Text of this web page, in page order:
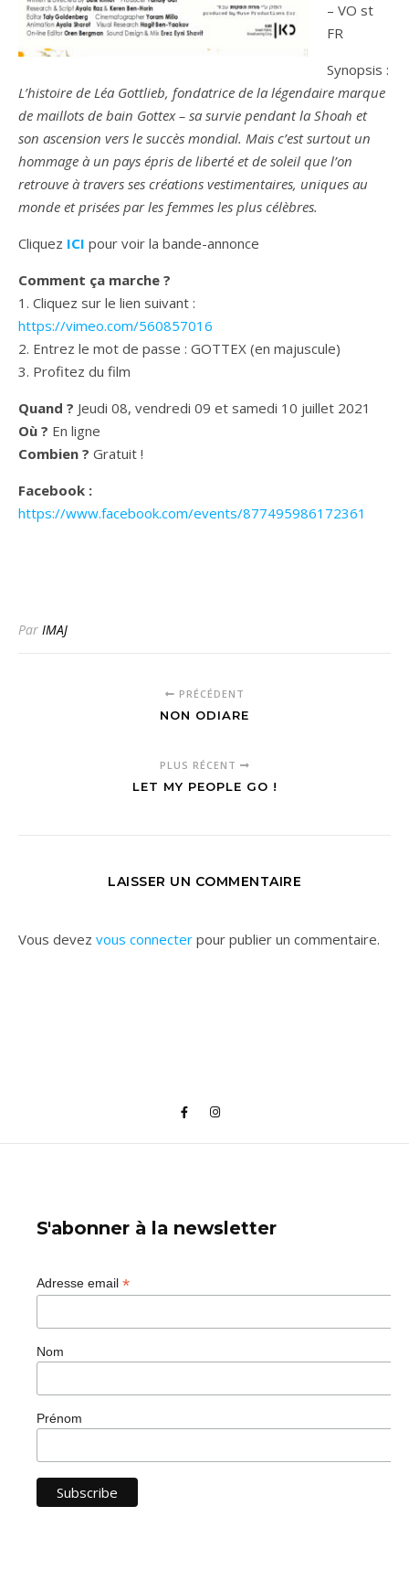
– VO st
FR
Synopsis :
L’histoire de Léa Gottlieb, fondatrice de la légendaire marque
de maillots de bain Gottex – sa survie pendant la Shoah et
son ascension vers le succès mondial. Mais c’est surtout un
hommage à un pays épris de liberté et de soleil que l’on
retrouve à travers ses créations vestimentaires, uniques au
monde et prisées par les femmes les plus célèbres.
Cliquez ICI pour voir la bande-annonce
Comment ça marche ?
1. Cliquez sur le lien suivant :
https://vimeo.com/560857016
2. Entrez le mot de passe : GOTTEX (en majuscule)
3. Profitez du film
Quand ? Jeudi 08, vendredi 09 et samedi 10 juillet 2021
Où ? En ligne
Combien ? Gratuit !
Facebook :
https://www.facebook.com/events/877495986172361
Par IMAJ
PRÉCÉDENT
NON ODIARE
PLUS RÉCENT
LET MY PEOPLE GO !
LAISSER UN COMMENTAIRE
Vous devez vous connecter pour publier un commentaire.
S'abonner à la newsletter
Adresse email *
Nom
Prénom